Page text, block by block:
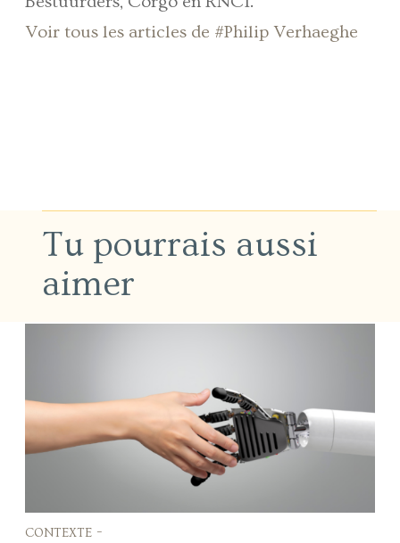
Voir tous les articles de #Philip Verhaeghe
Tu pourrais aussi
aimer
contexte -